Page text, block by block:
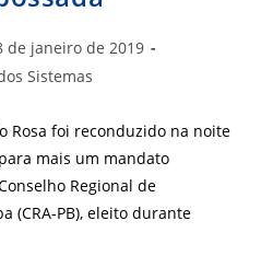
de janeiro de 2019
Sistemas
Rosa foi reconduzido na noite
mais um mandato
Regional de
(CRA-PB), eleito durante